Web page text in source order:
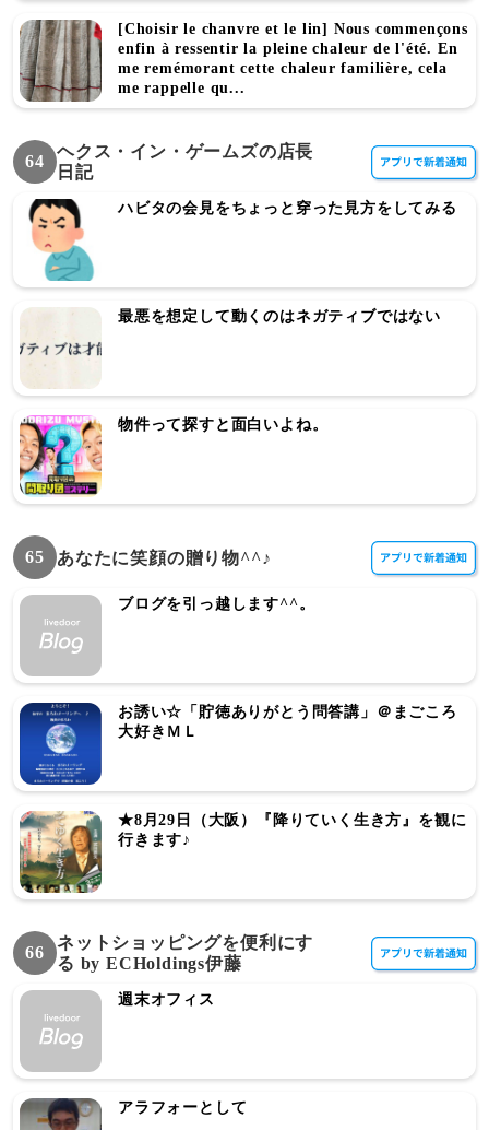
[Choisir le chanvre et le lin] Nous commençons
enfin à ressentir la pleine chaleur de l'été. En
me remémorant cette chaleur familière, cela
me rappelle qu...
64
ヘクス・イン・ゲームズの店長
日記
ハビタの会見をちょっと穿った見方をしてみる
最悪を想定して動くのはネガティブではない
物件って探すと面白いよね。
65 あなたに笑顔の贈り物^^♪
ブログを引っ越します^^。
お誘い☆「貯徳ありがとう問答講」＠まごころ
大好きＭＬ
★8月29日（大阪）『降りていく生き方』を観に
行きます♪
66
ネットショッピングを便利にす
る by ECHoldings伊藤
週末オフィス
アラフォーとして